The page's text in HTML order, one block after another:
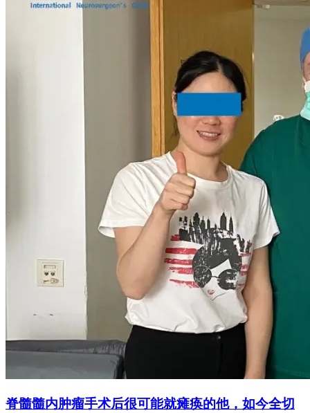
脊髓髓内肿瘤手术后很可能就瘫痪的他，如今全切